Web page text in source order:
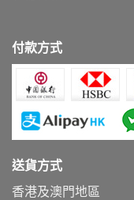
付款方式
送貨方式
香港及澳門地區